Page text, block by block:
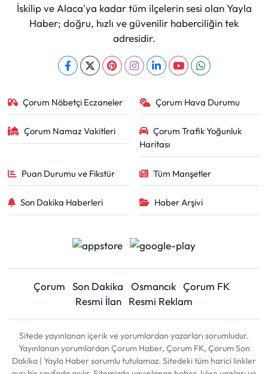
İskilip ve Alaca'ya kadar tüm ilçelerin sesi olan Yayla
Haber; doğru, hızlı ve güvenilir haberciliğin tek
adresidir.
Çorum Nöbetçi Eczaneler Çorum Hava Durumu
Çorum Namaz Vakitleri
Çorum Trafik Yoğunluk
Haritası
Puan Durumu ve Fikstür Tüm Manşetler
Son Dakika Haberleri Haber Arşivi
Çorum Son Dakika Osmancık Çorum FK
Resmi İlan
Resmi Reklam
Sitede yayınlanan içerik ve yorumlardan yazarları sorumludur.
Yayınlanan yorumlardan Çorum Haber, Çorum FK, Çorum Son
Dakika | Yayla Haber sorumlu tutulamaz. Sitedeki tüm harici linkler